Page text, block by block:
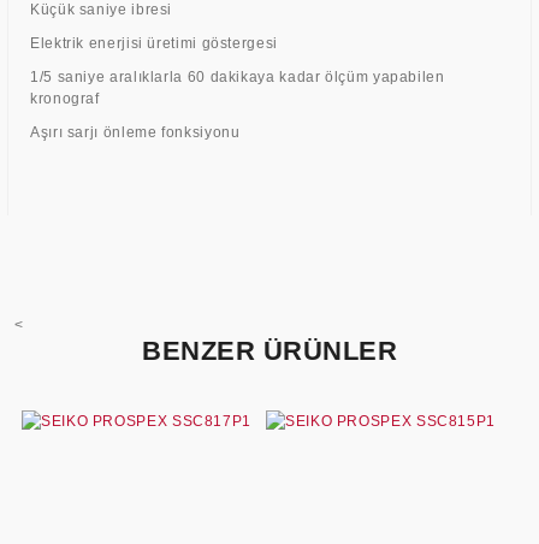
Küçük saniye ibresi
Elektrik enerjisi üretimi göstergesi
1/5 saniye aralıklarla 60 dakikaya kadar ölçüm yapabilen
kronograf
Aşırı sarjı önleme fonksiyonu
<
BENZER ÜRÜNLER